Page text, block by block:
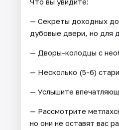
— Секреты доходных
дубовые двери, но для
— Дворы-колодцы с
— Несколько (5-6)
— Услышите
— Рассмотрите
но они не оставят вас